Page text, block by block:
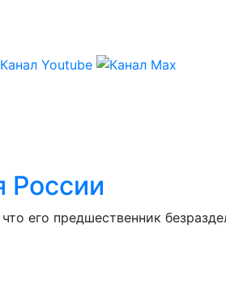
России
его предшественник